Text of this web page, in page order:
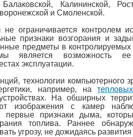
Калининской,
и Смоленской.
не ограничивается контролем
признаки возгорания и
предметы в
является возможность
эксплуатации.
технологии компьютерного
например, на
На обширных
изображения с камер
первые признаки дыма,
топлива. Раннее
угрозу, не дожидаясь